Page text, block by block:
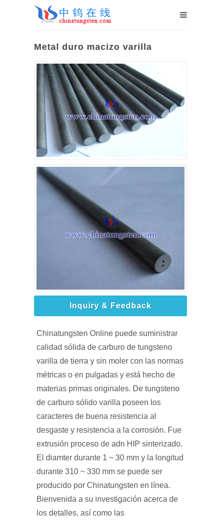
Metal duro macizo varilla
Inquiry & Feedback
Chinatungsten Online puede suministrar
calidad sólida de carburo de tungsteno
varilla de tierra y sin moler con las normas
métricas o en pulgadas y está hecho de
materias primas originales. De tungsteno
de carburo sólido varilla poseen los
caracteres de buena resistencia al
desgaste y resistencia a la corrosión. Fue
extrusión proceso de adn HIP sinterizado.
El diamter durante 1 ~ 30 mm y la longitud
durante 310 ~ 330 mm se puede ser
producido por Chinatungsten en línea.
Bienvenida a su investigación acerca de
los detalles, así como las